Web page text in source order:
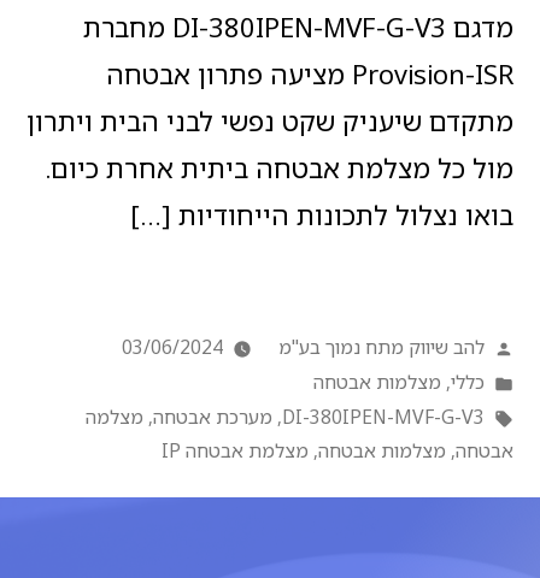
מדגם DI-380IPEN-MVF-G-V3 מחברת
Provision-ISR מציעה פתרון אבטחה
מתקדם שיעניק שקט נפשי לבני הבית ויתרון
מול כל מצלמת אבטחה ביתית אחרת כיום.
בואו נצלול לתכונות הייחודיות […]
להב שיווק מתח נמוך בע"מ
03/06/2024
כללי, מצלמות אבטחה
DI-380IPEN-MVF-G-V3
, מערכת אבטחה, מצלמה
אבטחה, מצלמות אבטחה, מצלמת אבטחה IP